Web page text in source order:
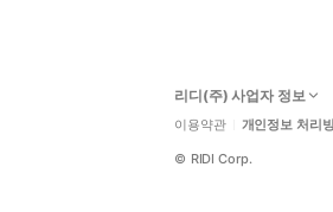
리디(주) 사업자 정보
이용약관 개인정보 처리
© RIDI Corp.